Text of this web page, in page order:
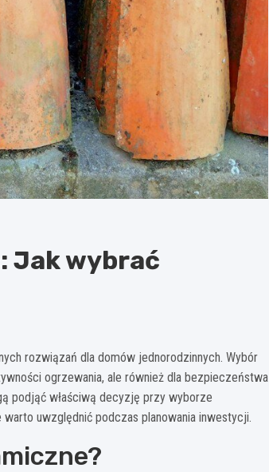
Jak wybrać
rozwiązań dla domów jednorodzinnych. Wybór
ogrzewania, ale również dla bezpieczeństwa
podjąć właściwą decyzję przy wyborze
uwzględnić podczas planowania inwestycji.